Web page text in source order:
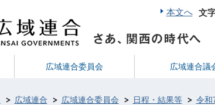
本文へ 文
広域連合委員会 広域連合議
広域連合 広域連合委員会 日程・結果等
令和